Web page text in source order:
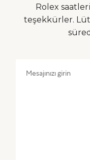
Rolex
teşekkürler.